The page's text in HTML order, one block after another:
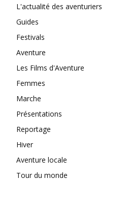
L'actualité des aventuriers
Guides
Festivals
Aventure
Les Films d'Aventure
Femmes
Marche
Présentations
Reportage
Hiver
Aventure locale
Tour du monde